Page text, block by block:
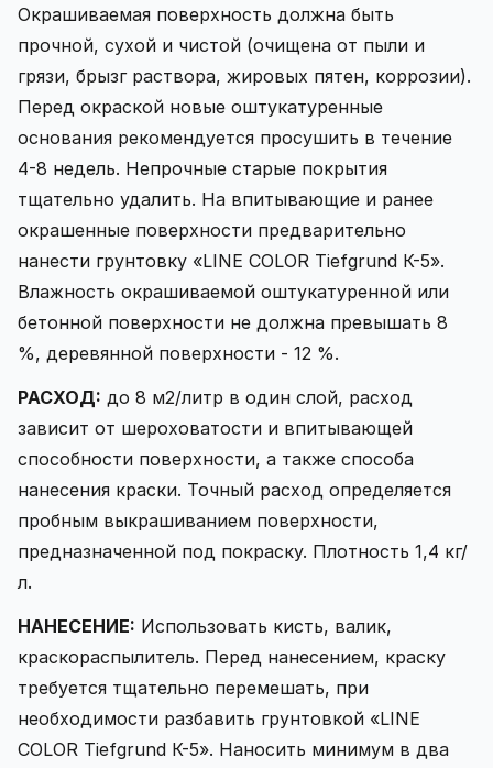
Окрашиваемая поверхность должна быть
прочной, сухой и чистой (очищена от пыли и
грязи, брызг раствора, жировых пятен, коррозии).
Перед окраской новые оштукатуренные
основания рекомендуется просушить в течение
4-8 недель. Непрочные старые покрытия
тщательно удалить. На впитывающие и ранее
окрашенные поверхности предварительно
нанести грунтовку «LINE COLOR Tiefgrund К-5».
Влажность окрашиваемой оштукатуренной или
бетонной поверхности не должна превышать 8
%, деревянной поверхности - 12 %.
РАСХОД: до 8 м2/литр в один слой, расход
зависит от шероховатости и впитывающей
способности поверхности, а также способа
нанесения краски. Точный расход определяется
пробным выкрашиванием поверхности,
предназначенной под покраску. Плотность 1,4 кг/
л.
НАНЕСЕНИЕ: Использовать кисть, валик,
краскораспылитель. Перед нанесением, краску
требуется тщательно перемешать, при
необходимости разбавить грунтовкой «LINE
COLOR Tiefgrund К-5». Наносить минимум в два